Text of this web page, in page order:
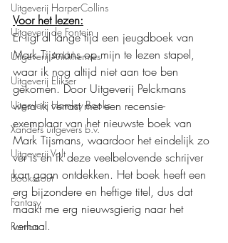
Uitgeverij HarperCollins
Uitgeverij de Fontein
Uitgeverij Ankhhermes
Uitgeverij Elikser
Uitgeverij Hamley Books
Xanders uitgevers b.v.
Uitgeverij Volt
Bookscout
Fantasy
Roman
Voor het lezen:
Er ligt al lange tijd een jeugdboek van
Mark Tijsmans op mijn te lezen stapel,
waar ik nog altijd niet aan toe ben
gekomen. Door Uitgeverij Pelckmans
werd ik verrast met een recensie-
exemplaar van het nieuwste boek van
Mark Tijsmans, waardoor het eindelijk zo
ver is en ik deze veelbelovende schrijver
kan gaan ontdekken. Het boek heeft een
erg bijzondere en heftige titel, dus dat
maakt me erg nieuwsgierig naar het
verhaal.